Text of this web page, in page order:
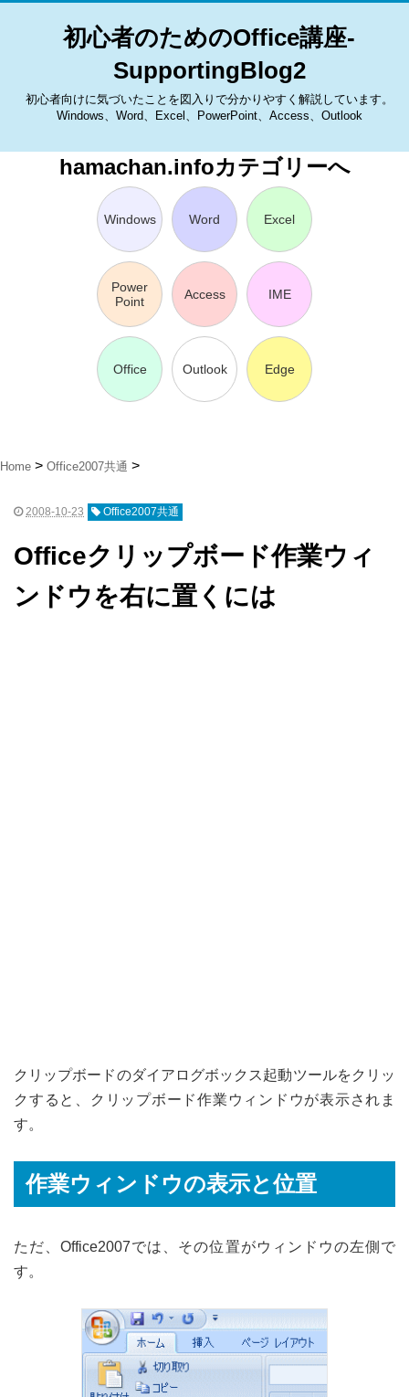
初心者のためのOffice講座-
SupportingBlog2
初心者向けに気づいたことを図入りで分かりやすく解説しています。
Windows、Word、Excel、PowerPoint、Access、Outlook
hamachan.infoカテゴリーへ
Windows Word Excel
Power
Point
Access IME
Office Outlook Edge
Home Office2007共通
2008-10-23 Office2007共通
Officeクリップボード作業ウィ
ンドウを右に置くには
クリップボードのダイアログボックス起動ツールをクリッ
クすると、クリップボード作業ウィンドウが表示されま
す。
作業ウィンドウの表示と位置
ただ、Office2007では、その位置がウィンドウの左側で
す。